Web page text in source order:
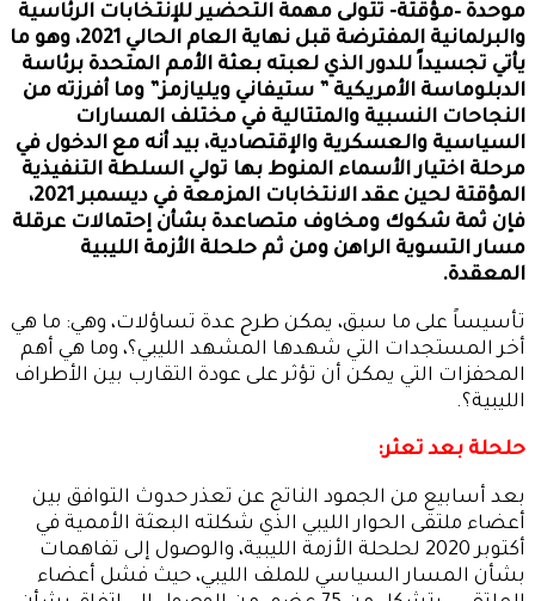
موحدة –مؤقتة- تتولى مهمة التحضير للإنتخابات الرئاسية
والبرلمانية المفترضة قبل نهاية العام الحالي 2021، وهو ما
يأتي تجسيداً للدور الذي لعبته بعثة الأمم المتحدة برئاسة
الدبلوماسة الأمريكية ” ستيفاني ويليازمز” وما أفرزته من
النجاحات النسبية والمتتالية في مختلف المسارات
السياسية والعسكرية والإقتصادية، بيد أنه مع الدخول في
مرحلة اختيار الأسماء المنوط بها تولي السلطة التنفيذية
المؤقتة لحين عقد الانتخابات المزمعة في ديسمبر 2021،
فإن ثمة شكوك ومخاوف متصاعدة بشأن إحتمالات عرقلة
مسار التسوية الراهن ومن ثم حلحلة الأزمة الليبية
المعقدة.
تأسيساً على ما سبق، يمكن طرح عدة تساؤلات، وهي: ما هي
أخر المستجدات التي شهدها المشهد الليبي؟، وما هي أهم
المحفزات التي يمكن أن تؤثر على عودة التقارب بين الأطراف
الليبية؟.
حلحلة بعد تعثر:
بعد أسابيع من الجمود الناتج عن تعذر حدوث التوافق بين
أعضاء ملتقى الحوار الليبي الذي شكلته البعثة الأممية في
أكتوبر 2020 لحلحلة الأزمة الليبية، والوصول إلى تفاهمات
بشأن المسار السياسي للملف الليبي، حيث فشل أعضاء